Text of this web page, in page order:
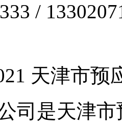
/
天津市
司是天津